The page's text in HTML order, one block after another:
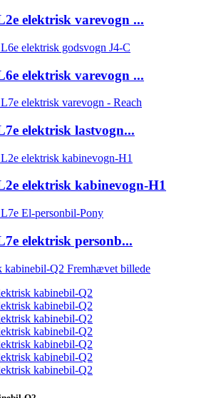
elektrisk varevogn ...
elektrisk varevogn ...
elektrisk lastvogn...
elektrisk kabinevogn-H1
elektrisk personb...